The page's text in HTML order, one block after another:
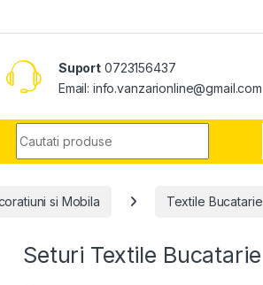
Suport 0723156437
Email: info.vanzarionline@gmail.com
si Mobila Textile Bucatarie
Seturi Textile Bucatarie